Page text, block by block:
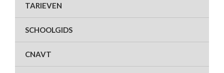
TARIEVEN
SCHOOLGIDS
CNAVT